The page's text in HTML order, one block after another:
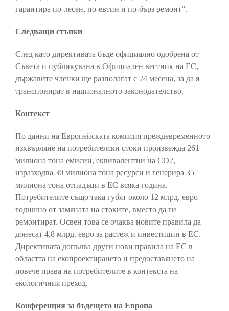
гарантира по-лесен, по-евтин и по-бърз ремонт”.
Следващи стъпки
След като директивата бъде официално одобрена от
Съвета и публикувана в Официален вестник на ЕС,
държавите членки ще разполагат с 24 месеца, за да я
транспонират в националното законодателство.
Контекст
По данни на Европейската комисия преждевременното
изхвърляне на потребителски стоки произвежда 261
милиона тона емисии, еквивалентни на CO2,
изразходва 30 милиона тона ресурси и генерира 35
милиона тона отпадъци в ЕС всяка година.
Потребителите също така губят около 12 млрд. евро
годишно от замяната на стоките, вместо да ги
ремонтират. Освен това се очаква новите правила да
донесат 4,8 млрд. евро за растеж и инвестиции в ЕС.
Директивата допълва други нови правила на ЕС в
областта на екопроектирането и предоставянето на
повече права на потребителите в контекста на
екологичния преход.
Конференция за бъдещето на Европа